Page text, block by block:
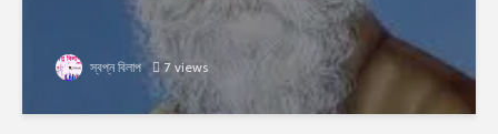
স্বপ্ন বিলাপ 7 views